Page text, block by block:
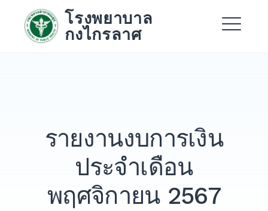
content
โรงพยาบาล
กงไกรลาศ
รายงานงบการเงิน
ประจำเดือน
พฤศจิกายน 2567